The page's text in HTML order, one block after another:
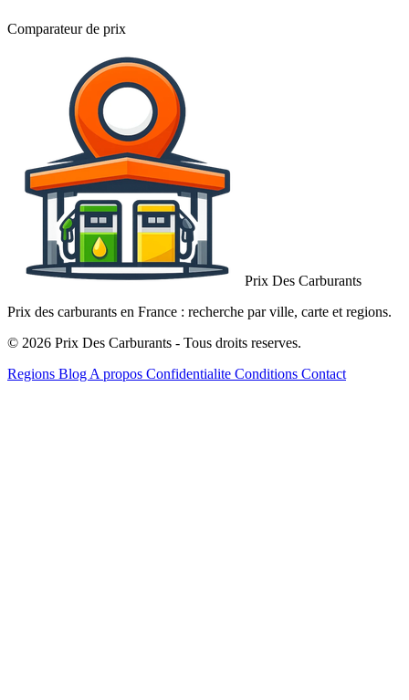
Comparateur de prix
Prix Des Carburants
Prix des carburants en France : recherche par ville, carte et regions.
© 2026 Prix Des Carburants - Tous droits reserves.
Regions Blog A propos Confidentialite Conditions Contact